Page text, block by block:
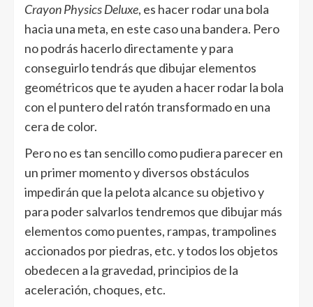
Crayon Physics Deluxe, es hacer rodar una bola
hacia una meta, en este caso una bandera. Pero
no podrás hacerlo directamente y para
conseguirlo tendrás que dibujar elementos
geométricos que te ayuden a hacer rodar la bola
con el puntero del ratón transformado en una
cera de color.
Pero no es tan sencillo como pudiera parecer en
un primer momento y diversos obstáculos
impedirán que la pelota alcance su objetivo y
para poder salvarlos tendremos que dibujar más
elementos como puentes, rampas, trampolines
accionados por piedras, etc. y todos los objetos
obedecen a la gravedad, principios de la
aceleración, choques, etc.